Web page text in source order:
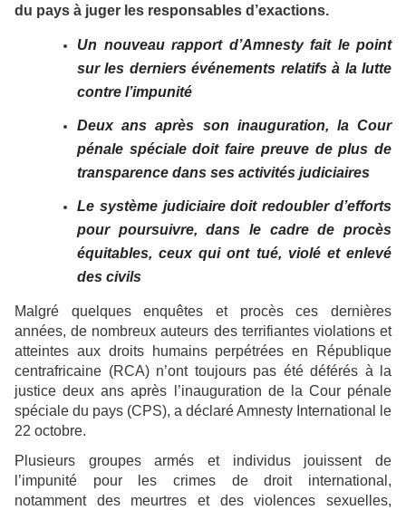
du pays à juger les responsables d’exactions.
Un nouveau rapport d’Amnesty fait le point
sur les derniers événements relatifs à la lutte
contre l’impunité
Deux ans après son inauguration, la Cour
pénale spéciale doit faire preuve de plus de
transparence dans ses activités judiciaires
Le système judiciaire doit redoubler d’efforts
pour poursuivre, dans le cadre de procès
équitables, ceux qui ont tué, violé et enlevé
des civils
Malgré quelques enquêtes et procès ces dernières
années, de nombreux auteurs des terrifiantes violations et
atteintes aux droits humains perpétrées en République
centrafricaine (RCA) n’ont toujours pas été déférés à la
justice deux ans après l’inauguration de la Cour pénale
spéciale du pays (CPS), a déclaré Amnesty International le
22 octobre.
Plusieurs groupes armés et individus jouissent de
l’impunité pour les crimes de droit international,
notamment des meurtres et des violences sexuelles,